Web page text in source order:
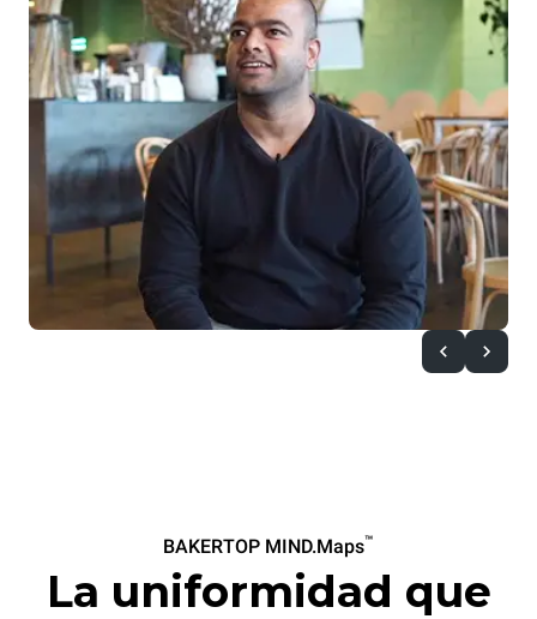
BAKERTOP MIND.Maps™
La uniformidad que